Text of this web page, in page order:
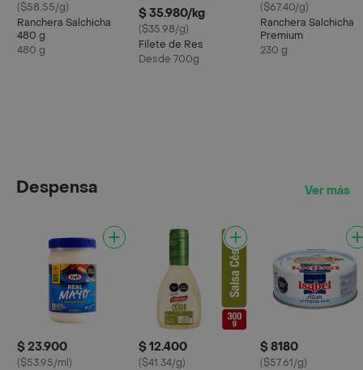
($58.55/g)
Ranchera Salchicha
480 g
480 g
$ 35.980/kg
($35.98/g)
Filete de Res
Desde 700g
($67.40/g)
Ranchera Salchicha
Premium
230 g
Despensa Ver más
$ 23.900
($53.95/ml)
$ 12.400
($41.34/g)
$ 8180
($57.61/g)